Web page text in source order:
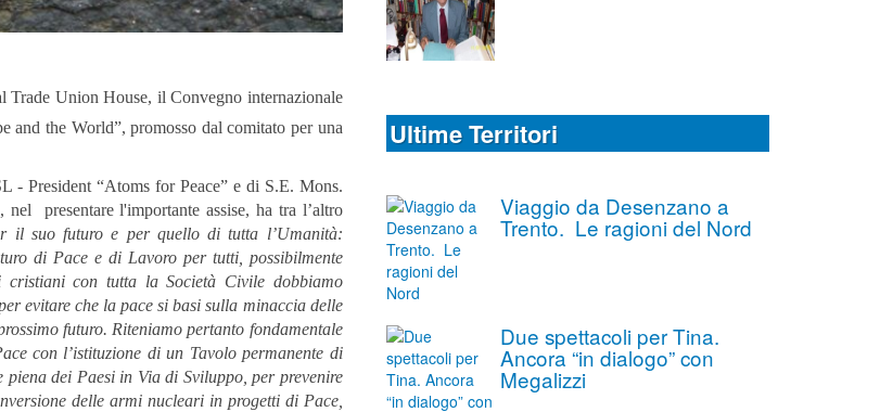
Trade Union House, il Convegno internazionale
and the World”,promosso dal comitato per una
- President “Atoms for Peace” e di S.E. Mons.
nel presentare l'importante assise, ha tra l’altro
il suo futuro e per quello di tutta l’Umanità:
di Pace e di Lavoro per tutti, possibilmente
cristiani con tutta la Società Civile dobbiamo
evitare che la pace si basi sulla minaccia delle
futuro. Riteniamo pertanto fondamentale
con l’istituzione di un Tavolo permanente di
dei Paesi in Via di Sviluppo, per prevenire
delle armi nucleari in progetti di Pace,
Ultime Territori
Viaggio da Desenzano a
Trento. Le ragioni del Nord
Due spettacoli per Tina.
Ancora “in dialogo” con
Megalizzi